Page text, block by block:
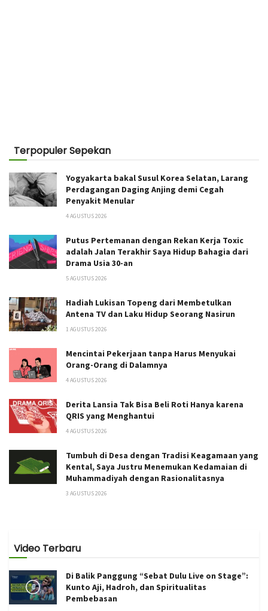
Terpopuler Sepekan
Yogyakarta bakal Susul Korea Selatan, Larang
Perdagangan Daging Anjing demi Cegah
Penyakit Menular
4 AGUSTUS 2026
Putus Pertemanan dengan Rekan Kerja Toxic
adalah Jalan Terakhir Saya Hidup Bahagia dari
Drama Usia 30-an
5 AGUSTUS 2026
Hadiah Lukisan Topeng dari Membetulkan
Antena TV dan Laku Hidup Seorang Nasirun
1 AGUSTUS 2026
Mencintai Pekerjaan tanpa Harus Menyukai
Orang-Orang di Dalamnya
4 AGUSTUS 2026
Derita Lansia Tak Bisa Beli Roti Hanya karena
QRIS yang Menghantui
4 AGUSTUS 2026
Tumbuh di Desa dengan Tradisi Keagamaan yang
Kental, Saya Justru Menemukan Kedamaian di
Muhammadiyah dengan Rasionalitasnya
3 AGUSTUS 2026
Video Terbaru
Di Balik Panggung “Sebat Dulu Live on Stage”:
Kunto Aji, Hadroh, dan Spiritualitas
Pembebasan